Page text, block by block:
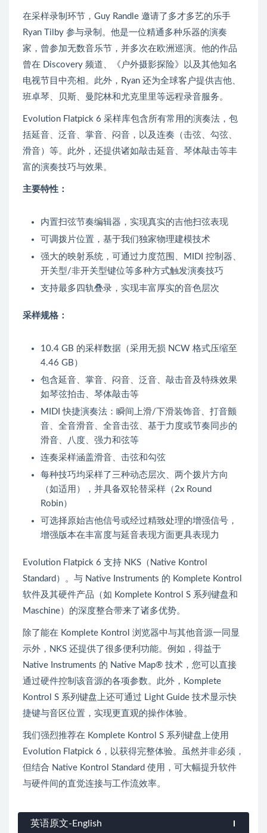
在采样录制环节，Guy Randle 邀请了多才多艺的乐手
Ryan Tilby 参与录制。他是一位精通多种乐器的演奏
家，曾参加无数音乐节，并多次在欧洲巡演。他的作品
曾在 Discovery 频道、《户外摄影探险》以及其他知名
电视节目中亮相。此外，Ryan 还为全球客户提供吉他、
班卓琴、贝斯、曼陀林和尤克里里等远程录音服务。
Evolution Flatpick 6 采样库包含所有常用的演奏法，包
括延音、泛音、掌音、闷音，以及连奏（击弦、勾弦、
滑音）等。此外，还提供诸如敲击延音、琴体敲击等丰
富的演奏技巧与效果。
主要特性：
内置扫弦节奏编辑器，实现真实的吉他扫弦表现
可调拨片位置，基于我们独家物理建模技术
强大的映射系统，可通过力度范围、MIDI 控制器、
开关型/非开关型键位等多种方式触发演奏技巧
支持最多四轨叠录，实现丰富厚实的音色层次
采样规格：
10.4 GB 的采样数据（采用无损 NCW 格式压缩至
4.46 GB）
包含延音、掌音、闷音、泛音、敲击音及特殊效果
如琴弦拍击、琴体敲击等
MIDI 快捷演奏法：瞬间上滑/下滑装饰音、打音颤
音、全音滑音、全音击弦、基于力度或节奏同步的
滑音、八度、强力和弦等
连奏采样涵盖滑音、击弦和勾弦
每种技巧均采样了三种动态层次、两个拨片方向
（如适用），并具备双轮替采样（2x Round
Robin）
可选择原始吉他信号或经过精致处理的增强信号，
增强版本在丰富度与延音表现方面更具表现力
Evolution Flatpick 6 支持 NKS（Native Kontrol
Standard）。与 Native Instruments 的 Komplete Kontrol
软件及其硬件产品（如 Komplete Kontrol S 系列键盘和
Maschine）的深度整合带来了诸多优势。
除了能在 Komplete Kontrol 浏览器中与其他音源一同显
示外，NKS 还提供了很多便利功能。例如，得益于
Native Instruments 的 Native Map® 技术，您可以直接
通过硬件控制该音源的各项参数。此外，Komplete
Kontrol S 系列键盘上还可通过 Light Guide 技术显示快
捷键与音区位置，实现更直观的操作体验。
我们强烈推荐在 Komplete Kontrol S 系列键盘上使用
Evolution Flatpick 6，以获得完整体验。虽然并非必须，
但结合 Native Kontrol Standard 使用，可大幅提升软件
与硬件间的直觉连接与工作流效率。
英语原文-English